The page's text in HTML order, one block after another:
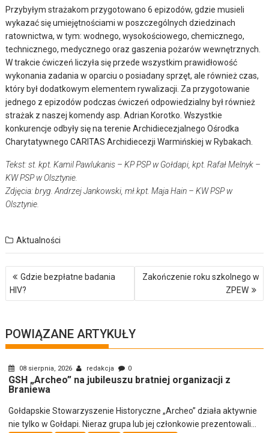
Przybyłym strażakom przygotowano 6 epizodów, gdzie musieli
wykazać się umiejętnościami w poszczególnych dziedzinach
ratownictwa, w tym: wodnego, wysokościowego, chemicznego,
technicznego, medycznego oraz gaszenia pożarów wewnętrznych.
W trakcie ćwiczeń liczyła się przede wszystkim prawidłowość
wykonania zadania w oparciu o posiadany sprzęt, ale również czas,
który był dodatkowym elementem rywalizacji. Za przygotowanie
jednego z epizodów podczas ćwiczeń odpowiedzialny był również
strażak z naszej komendy asp. Adrian Korotko. Wszystkie
konkurencje odbyły się na terenie Archidiecezjalnego Ośrodka
Charytatywnego CARITAS Archidiecezji Warmińskiej w Rybakach.
Tekst: st. kpt. Kamil Pawlukanis – KP PSP w Gołdapi, kpt. Rafał Melnyk –
KW PSP w Olsztynie.
Zdjęcia: bryg. Andrzej Jankowski, mł.kpt. Maja Hain – KW PSP w
Olsztynie.
Aktualności
Nawigacja
wpisu
Gdzie bezpłatne badania
HIV?
Zakończenie roku szkolnego w
ZPEW
POWIĄZANE ARTYKUŁY
08 sierpnia, 2026 redakcja 0
GSH „Archeo” na jubileuszu bratniej organizacji z
Braniewa
Gołdapskie Stowarzyszenie Historyczne „Archeo” działa aktywnie
nie tylko w Gołdapi. Nieraz grupa lub jej członkowie prezentowali...